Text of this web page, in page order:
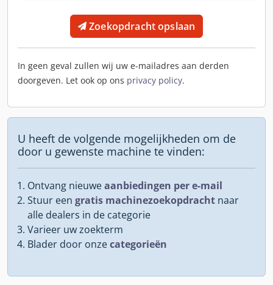
Zoekopdracht opslaan
In geen geval zullen wij uw e-mailadres aan derden
doorgeven. Let ook op ons privacy policy.
U heeft de volgende mogelijkheden om de
door u gewenste machine te vinden:
Ontvang nieuweaanbiedingen per e-mail
Stuur een gratis machinezoekopdracht naar
alle dealers in de categorie
Varieer uw zoekterm
Blader door onzecategorieën